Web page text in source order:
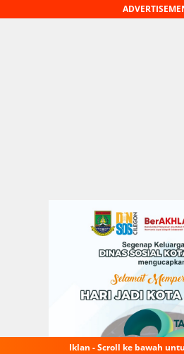
Iklan - Scroll ke bawah